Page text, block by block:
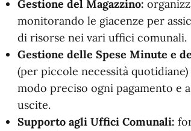
Gestione del Magazzino:
monitorando le giacenze per
di risorse nei vari uffici comunali.
Gestione delle Spese Minute e
(per piccole necessità
modo preciso ogni pagamento e
uscite.
Supporto agli Uffici Comunali: